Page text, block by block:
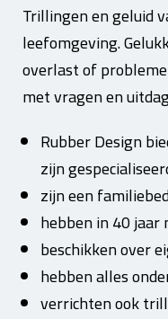
Trillingen en geluid
leefomgeving.
overlast of
met vragen en
Rubber Design
zijn
zijn een
hebben in 40
beschikken over
hebben alles
verrichten ook